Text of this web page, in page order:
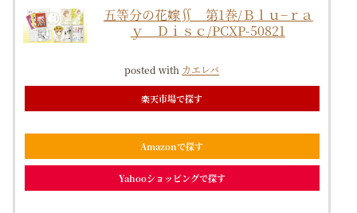
五等分の花嫁∬ 第1巻/Ｂｌｕ−ｒａ
ｙ Ｄｉｓｃ/PCXP-50821
posted with カエレバ
楽天市場で探す
Amazonで探す
Yahooショッピングで探す